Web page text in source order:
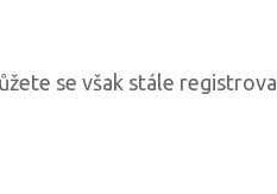
se však stále